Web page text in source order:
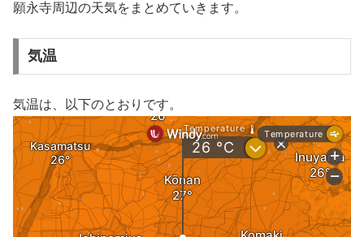
願永寺周辺の天気をまとめていきます。
気温
気温は、以下のとおりです。